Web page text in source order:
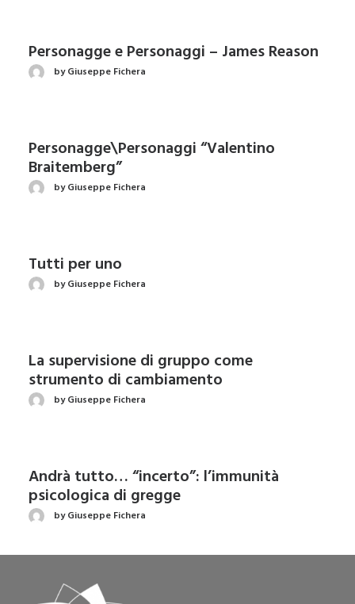
Personagge e Personaggi – James Reason
by Giuseppe Fichera
Personagge\Personaggi “Valentino
Braitemberg”
by Giuseppe Fichera
Tutti per uno
by Giuseppe Fichera
La supervisione di gruppo come
strumento di cambiamento
by Giuseppe Fichera
Andrà tutto… “incerto”: l’immunità
psicologica di gregge
by Giuseppe Fichera